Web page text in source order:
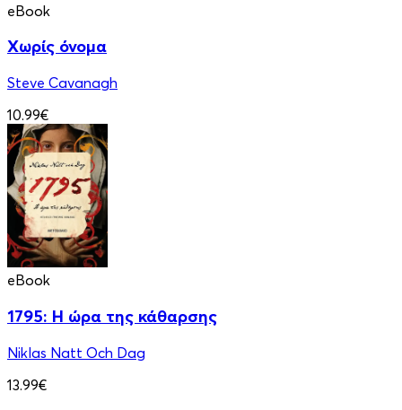
eBook
Χωρίς όνομα
Steve Cavanagh
10.99€
eBook
1795: Η ώρα της κάθαρσης
Niklas Natt Och Dag
13.99€